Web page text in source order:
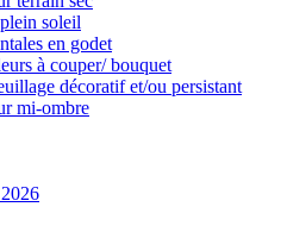
soleil
en godet
à couper/ bouquet
décoratif et/ou persistant
mi-ombre